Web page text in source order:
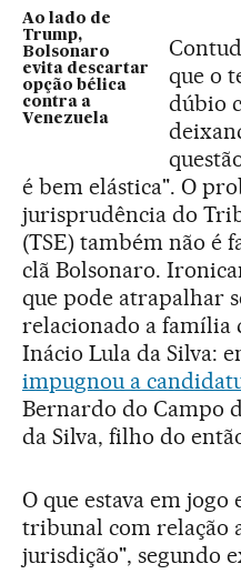
Ao lado de
Trump,
Bolsonaro
evita descartar
opção bélica
contra a
Venezuela
que o
dúbio
é bem elástica". O
jurisprudência do
(TSE) também não é
clã Bolsonaro.
que pode atrapalhar
relacionado a família
Inácio Lula da Silva:
impugnou a
Bernardo do Campo
da Silva, filho do
O que estava em
tribunal com relação
jurisdição", segundo